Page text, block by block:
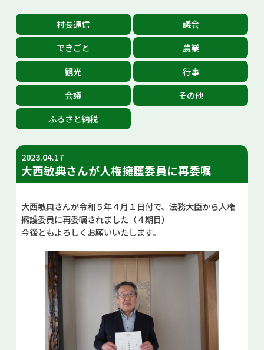
観光・イベント情報
あかいがわ広報
お問い合せ
Select Language
村長通信
議会
できごと
農業
観光
行事
会議
その他
ふるさと納税
2023.04.17
大西敏典さんが人権擁護委員に再委嘱
大西敏典さんが令和５年４月１日付で、法務大臣から人権
擁護委員に再委嘱されました（４期目）
今後ともよろしくお願いいたします。